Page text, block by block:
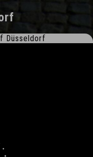
Düsseldorf